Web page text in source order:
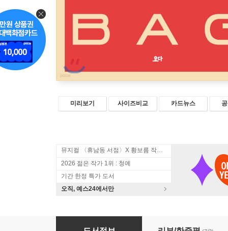
미리보기 사이즈비교 카드뉴스
뮤지컬 〈휴남동 서점〉X 황보름 작가 북토크
2026 젊은 작가 1위 : 청예
기간 한정 특가 도서
오직, 예스24에서만